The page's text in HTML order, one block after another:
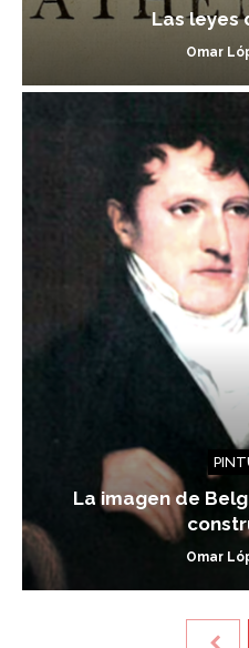
Las leyes
Omar
La imagen de
Omar